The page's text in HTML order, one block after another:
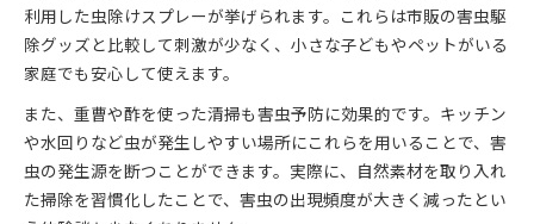
利用した虫除けスプレーが挙げられます。これらは市販の害虫駆
除グッズと比較して刺激が少なく、小さな子どもやペットがいる
家庭でも安心して使えます。
また、重曹や酢を使った清掃も害虫予防に効果的です。キッチン
や水回りなど虫が発生しやすい場所にこれらを用いることで、害
虫の発生源を断つことができます。実際に、自然素材を取り入れ
た掃除を習慣化したことで、害虫の出現頻度が大きく減ったとい